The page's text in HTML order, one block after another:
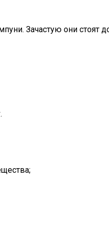
Зачастую они